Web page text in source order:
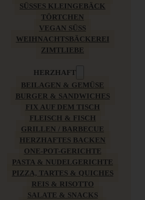
SÜSSES KLEINGEBÄCK
TÖRTCHEN
VEGAN SÜSS
WEIHNACHTSBÄCKEREI
ZIMTLIEBE
HERZHAFT
BEILAGEN & GEMÜSE
BURGER & SANDWICHES
FIX AUF DEM TISCH
FLEISCH & FISCH
GRILLEN / BARBECUE
HERZHAFTES BACKEN
ONE-POT-GERICHTE
PASTA & NUDELGERICHTE
PIZZA, TARTES & QUICHES
REIS & RISOTTO
SALATE & SNACKS